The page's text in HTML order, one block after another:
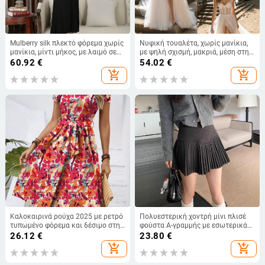
Mulberry silk πλεκτό φόρεμα χωρίς
μανίκια, μίντι μήκος, με λαιμό σε
σχήμα U
60.92 €
add_shopping_cart
Νυφική τουαλέτα, χωρίς μανίκια,
με ψηλή σχισμή, μακριά, μέση στη
μέση, 95% πολυεστέρας
54.02 €
add_shopping_cart
Καλοκαιρινά ρούχα 2025 με ρετρό
τυπωμένο φόρεμα και δέσιμο στη
μέση, φούστα θαλάσσης
26.12 €
add_shopping_cart
Πολυεστερική χοντρή μίνι πλισέ
φούστα Α-γραμμής με εσωτερικά
σορτσάκια, 2026 άνοιξη-
23.80 €
add_shopping_cart